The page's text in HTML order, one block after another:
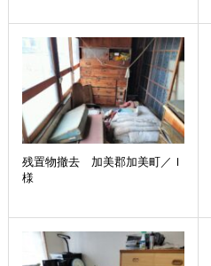
残置物撤去 加美郡加美町／Ｉ
様